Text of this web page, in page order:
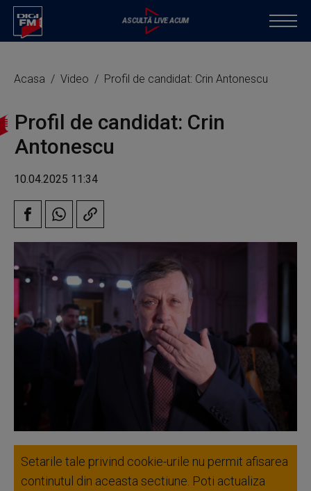
Acasa Video Profil de candidat: Crin Antonescu
Profil de candidat: Crin
Antonescu
10.04.2025 11:34
Setarile tale privind cookie-urile nu permit afisarea
continutul din aceasta sectiune. Poti actualiza